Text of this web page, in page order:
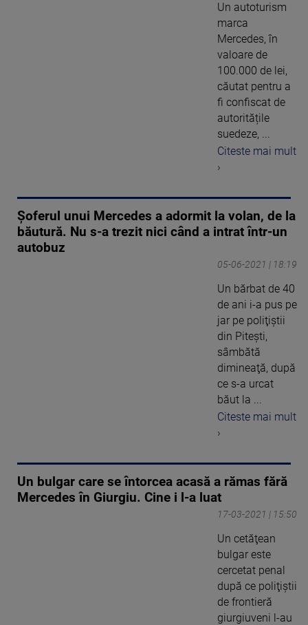
Un autoturism
marca
Mercedes, în
valoare de
100.000 de lei,
căutat pentru a
fi confiscat de
autoritățile
suedeze, ...
Citeste mai mult
›
Șoferul unui Mercedes a adormit la volan, de la
băutură. Nu s-a trezit nici când a intrat într-un
autobuz
05-06-2021 | 18:19
Un bărbat de 40
de ani i-a pus pe
jar pe poliţiştii
din Piteşti,
sâmbătă
dimineaţă, după
ce s-a urcat
băut la ...
Citeste mai mult
›
Un bulgar care se întorcea acasă a rămas fără
Mercedes în Giurgiu. Cine i l-a luat
17-03-2021 | 15:50
Un cetăţean
bulgar este
cercetat penal
după ce poliţiştii
de frontieră
giurgiuveni l-au